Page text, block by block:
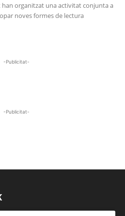
han organitzat una activitat conjunta a
noves formes de lectura
-Publicitat-
-Publicitat-